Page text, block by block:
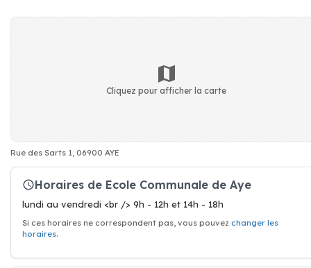
Cliquez pour afficher la carte
Rue des Sarts 1, 06900 AYE
Horaires de Ecole Communale de Aye
lundi au vendredi <br /> 9h - 12h et 14h - 18h
Si ces horaires ne correspondent pas, vous pouvez changer les
horaires.